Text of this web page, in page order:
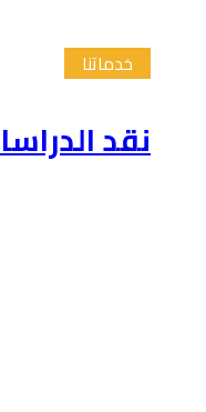
خدماتنا
نقد